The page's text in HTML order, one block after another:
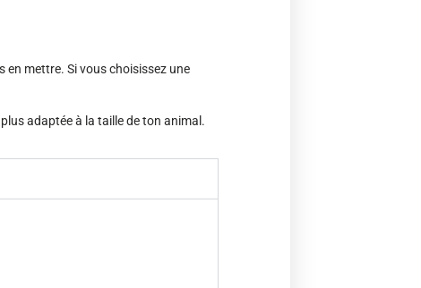
en mettre. Si vous choisissez une
adaptée à la taille de ton animal.